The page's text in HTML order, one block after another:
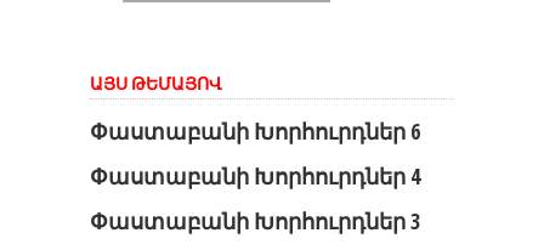
ԱՅՍ ԹԵՄԱՅՈՎ
Փաստաբանի Խորհուրդներ 6
Փաստաբանի Խորհուրդներ 4
Փաստաբանի Խորհուրդներ 3